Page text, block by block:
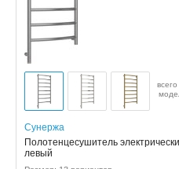
Сунержа
Полотенцесушитель
левый